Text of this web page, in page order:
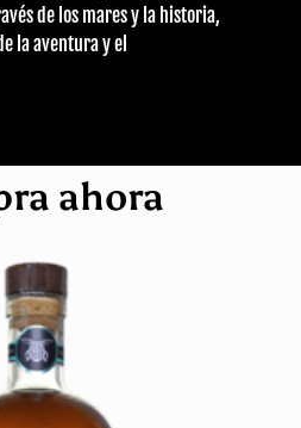
de los mares y la historia,
la aventura y el
ahora